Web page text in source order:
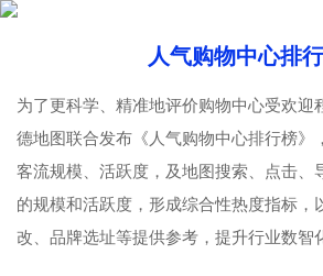
人气购物中心排
为了更科学、精准地评价购物中心受欢迎
德地图联合发布《人气购物中心排行榜》
客流规模、活跃度，及地图搜索、点击、
的规模和活跃度，形成综合性热度指标，
改、品牌选址等提供参考，提升行业数智